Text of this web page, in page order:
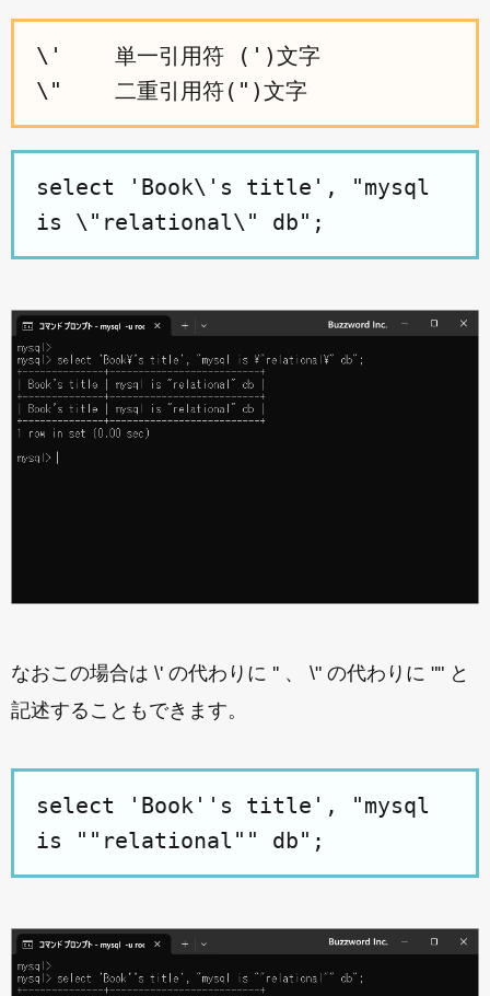
\'    単一引用符 (')文字
select 'Book\'s title', "mysql
is \"relational\" db";
なおこの場合は \' の代わりに '' 、 \" の代わりに "" と
記述することもできます。
select 'Book''s title', "mysql
is ""relational"" db";